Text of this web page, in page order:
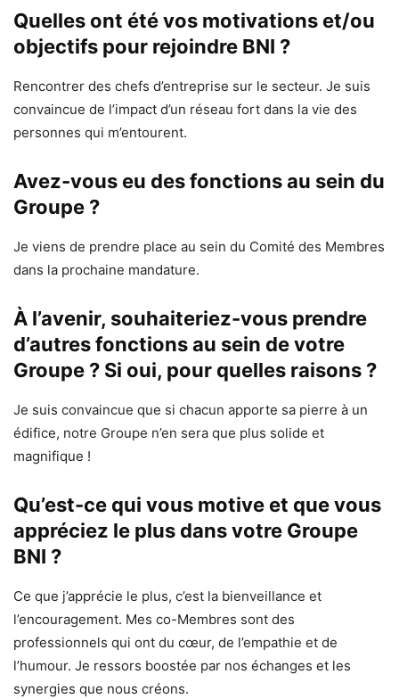
Quelles ont été vos motivations et/ou
objectifs pour rejoindre BNI ?
Rencontrer des chefs d’entreprise sur le secteur. Je suis
convaincue de l’impact d’un réseau fort dans la vie des
personnes qui m’entourent.
Avez-vous eu des fonctions au sein du
Groupe ?
Je viens de prendre place au sein du Comité des Membres
dans la prochaine mandature.
À l’avenir, souhaiteriez-vous prendre
d’autres fonctions au sein de votre
Groupe ? Si oui, pour quelles raisons ?
Je suis convaincue que si chacun apporte sa pierre à un
édifice, notre Groupe n’en sera que plus solide et
magnifique !
Qu’est-ce qui vous motive et que vous
appréciez le plus dans votre Groupe
BNI ?
Ce que j’apprécie le plus, c’est la bienveillance et
l’encouragement. Mes co-Membres sont des
professionnels qui ont du cœur, de l’empathie et de
l’humour. Je ressors boostée par nos échanges et les
synergies que nous créons.